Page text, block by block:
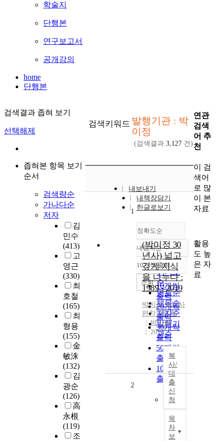
학술지
단행본
연구보고서
공개강의
home
단행본
검색결과 좁혀 보기
선택해제
좁혀본 항목 보기
순서
검색량순
가나다순
저자
김
민수
(413)
고
영근
(330)
최
호철
(165)
최
형용
(155)
金
敏洙
(132)
김
광순
(126)
高
永根
(119)
조
검색키워드 발행기관 : 박
이정
(검색결과 3,127 건)
내보내기
내책장담기
한글로보기
정확도순
정확도
순
인기도
순
연도순
제목순
저자순
발행기
관순
내림차순
내림차순
10개씩 출력
10개씩
출력
20개씩
출력
30개씩
출력
50개씩
출력
100개씩
출력
조회
1
(박이정 30
년사) 넓고
깊게 지식
을 나누다 :
1989 - 2019
박이정 30년사
편찬위원회
박이정
2019
복
사/
대
출
신
청
목
차
보
2
연관
검색
어 추
천
이 검
색어
로 많
이 본
자료
활용
도 높
은 자
료